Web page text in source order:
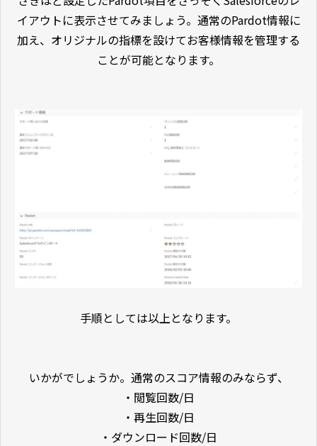
イアウトに表示させてみましょう。通常のPardot情報に
加え、オリジナルの指標を設けてお客様情報を管理する
ことが可能となります。
手順としては以上となります。
いかがでしょうか。通常のスコア情報のみならず、
・閲覧回数/日
・再生回数/日
・ダウンロード回数/日